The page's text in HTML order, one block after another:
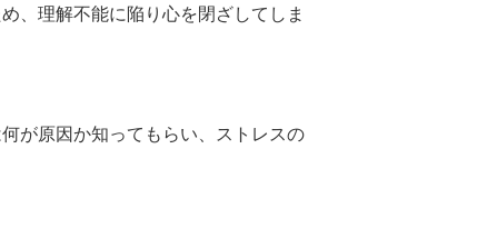
、理解不能に陥り心を閉ざしてしま
が原因か知ってもらい、ストレスの